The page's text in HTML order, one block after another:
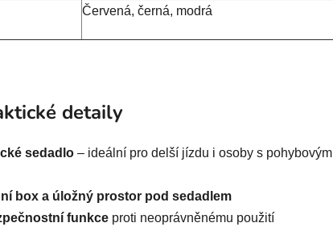
Červená, černá, modrá
detaily
sedadlo – ideální pro delší jízdu i osoby s pohybovým
box a úložný prostor pod sedadlem
funkce proti neoprávněnému použití